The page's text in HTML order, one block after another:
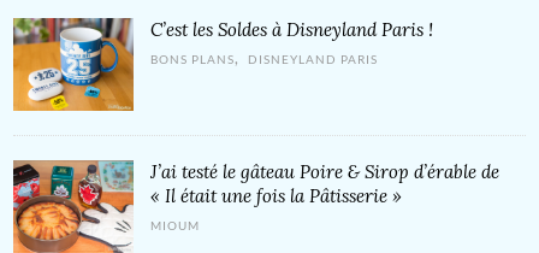
C’est les Soldes à Disneyland Paris !
BONS PLANS, DISNEYLAND PARIS
J’ai testé le gâteau Poire & Sirop d’érable de
« Il était une fois la Pâtisserie »
MIOUM